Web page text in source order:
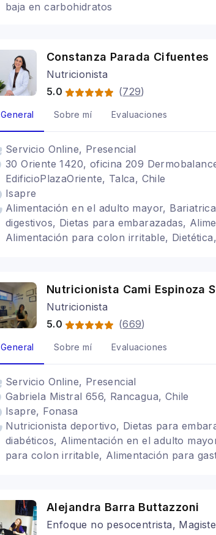
baja en carbohidratos
Constanza Parada Cifuentes
Nutricionista
5.0
(729)
General Sobre mí Evaluaciones
Servicio Online, Presencial
30 Oriente 1420, oficina 209
EdificioPlazaOriente, Talca, Chile
Isapre
Alimentación en el adulto mayor,
digestivos, Dietas para embarazadas,
Alimentación para colon irritable,
Nutricionista Cami Espinoza
Nutricionista
5.0
(669)
General Sobre mí Evaluaciones
Servicio Online, Presencial
Gabriela Mistral 656, Rancagua, Chile
Isapre, Fonasa
Nutricionista deportivo, Dietas para
diabéticos, Alimentación en el adulto
para colon irritable, Alimentación para
Alejandra Barra Buttazzoni
Enfoque no pesocentrista,